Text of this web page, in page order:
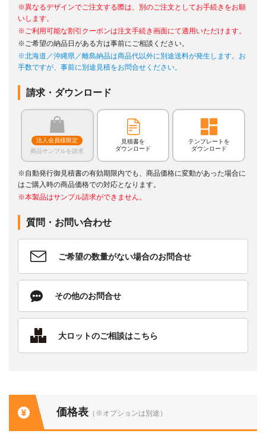
※異なるデザインでご注文する際は、別のご注文としてお手続きをお願
いします。
※ご利用可能な割引クーポンは注文手続き画面にて適用いただけます。
※ご希望の納品日がある方は事前にご相談ください。
※北海道／沖縄県／離島納品は商品代以外に別途送料が発生します。お
手数ですが、事前に別途見積をお問合せください。
請求・ダウンロード
法人会員様限定
商品サンプルを請求
見積書を
ダウンロード
テンプレートを
ダウンロード
※自動発行御見積書の有効期限内でも、商品価格に変動があった場合に
はご購入時の商品価格での対応となります。
※本製品はサンプル請求ができません。
質問・お問い合わせ
ご希望の数量がない場合のお問合せ
その他のお問合せ
大ロットのご相談はこちら
価格表 （※オプションは別途）